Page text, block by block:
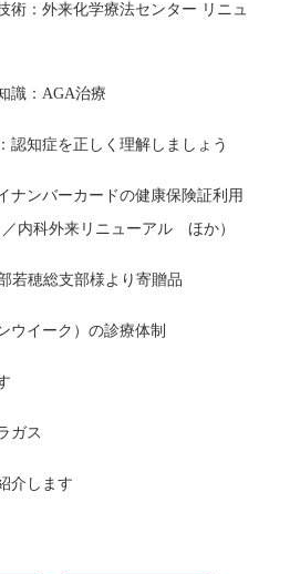
術：外来化学療法センター リニュ
識：AGA治療
認知症を正しく理解しましょう
ナンバーカードの健康保険証利用
内科外来リニューアル ほか）
若穂総支部様より寄贈品
ウイーク）の診療体制
ガス
介します